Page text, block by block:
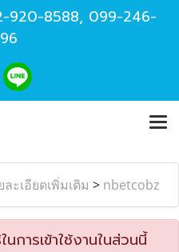
920-8588, 099-246-
ะเอียดเพิ่มเติม > nbetcobz
การเข้าใช้งานในส่วนนี้